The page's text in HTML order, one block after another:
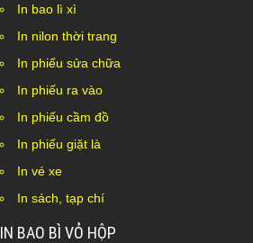
In bao lì xì
In nilon thời trang
In phiếu sửa chữa
In phiếu ra vào
In phiếu cầm đồ
In phiếu giặt là
In vé xe
In sách, tạp chí
IN BAO BÌ VỎ HỘP